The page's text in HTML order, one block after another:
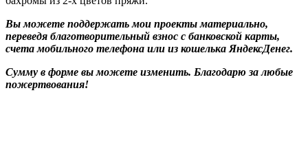
Вы можете поддержать мои проекты материально,
переведя благотворительный взнос с банковской карты,
счета мобильного телефона или из кошелька ЯндексДенег.
Сумму в форме вы можете изменить. Благодарю за любые
пожертвования!